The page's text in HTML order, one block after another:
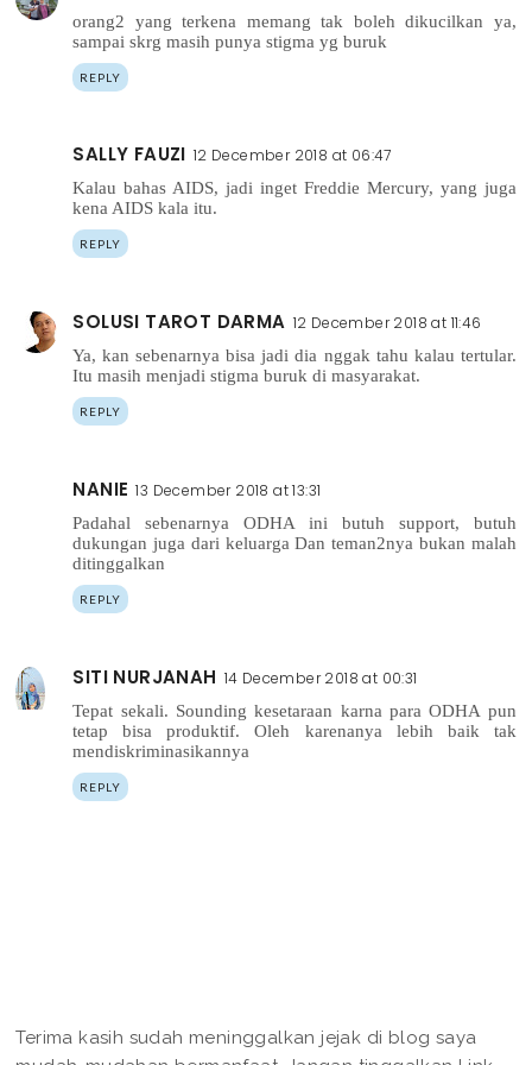
orang2 yang terkena memang tak boleh dikucilkan ya,
sampai skrg masih punya stigma yg buruk
REPLY
SALLY FAUZI 12 December 2018 at 06:47
Kalau bahas AIDS, jadi inget Freddie Mercury, yang juga
kena AIDS kala itu.
REPLY
SOLUSI TAROT DARMA 12 December 2018 at 11:46
Ya, kan sebenarnya bisa jadi dia nggak tahu kalau tertular.
Itu masih menjadi stigma buruk di masyarakat.
REPLY
NANIE 13 December 2018 at 13:31
Padahal sebenarnya ODHA ini butuh support, butuh
dukungan juga dari keluarga Dan teman2nya bukan malah
ditinggalkan
REPLY
SITI NURJANAH 14 December 2018 at 00:31
Tepat sekali. Sounding kesetaraan karna para ODHA pun
tetap bisa produktif. Oleh karenanya lebih baik tak
mendiskriminasikannya
REPLY
Terima kasih sudah meninggalkan jejak di blog saya